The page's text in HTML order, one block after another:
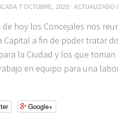
7 OCTUBRE, 2020 · ACTUALIZADO
de hoy los Concejales nos
Capital a fin de poder tratar
la Ciudad y los que
en equipo para una
Google+